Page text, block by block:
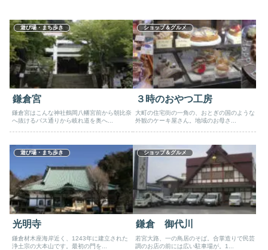
遊び場・まち歩き
鎌倉宮
鎌倉宮はこんな神社鶴岡八幡宮前から朝比奈
へ抜けるバス通りから岐れ道を奥へ...
ショップ＆グルメ
３時のおやつ工房
大町の住宅街の一角の、おとぎの国のような
外観のケーキ屋さん。地域のお母さ...
遊び場・まち歩き
光明寺
鎌倉材木座海岸近く、1243年に建立された
浄土宗の大本山です。最初の門を...
ショップ＆グルメ
鎌倉 御代川
若宮大路、一の鳥居のそば。合掌造りで民芸
調のお店の前には広い駐車場が。1...